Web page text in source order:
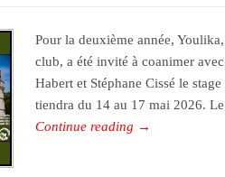
Pour la deuxième année,
club, a été invité à coanimer
Habert et Stéphane Cissé le
tiendra du 14 au 17 mai 2026.
Continue reading →